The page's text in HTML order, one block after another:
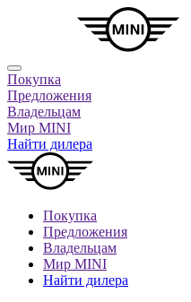
Покупка
Предложения
Владельцам
Мир MINI
Найти дилера
Покупка
Предложения
Владельцам
Мир MINI
Найти дилера